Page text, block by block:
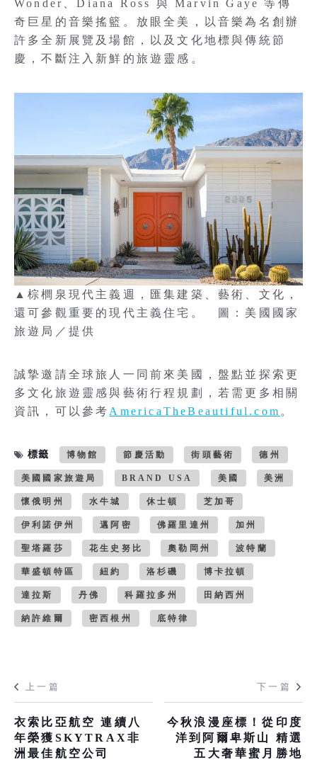
Wonder、Diana Ross 與 Marvin Gaye 等傳
奇巨星的音樂搖籃。放眼全美，以音樂為名創辦
許多全新展覽及場館，以及文化地標與傳統節
慶，不斷注入新鮮的旅遊靈感。
▲棕櫚泉現代主義週，匯集建築、藝術、文化，
還可參觀重要的現代主義住宅。 圖：美國國家
旅遊局／提供
誠摯邀請全球旅人一同前來美國，盤點並探索更
多文化旅遊靈感與藝術行程規劃，若需更多相關
資訊，可以參考 AmericaTheBeautiful.com 。
標籤 博物館 節慶活動 街頭藝術 德州
美國國家旅遊局 BRAND USA 美國 美洲
懷俄明州 水牛城 休士頓 芝加哥
伊利諾伊州 邁阿密 佛羅里達州 加州
聖塔羅莎 花生史努比 奧勒岡州 波特蘭
華盛頓特區 紐約 洛杉磯 博卡拉頓
達拉斯 丹佛 科羅拉多州 田納西州
納許維爾 密西根州 底特律
上一篇
衣索比亞航空 連續八
年榮獲SKYTRAX非
洲最佳航空公司
下一篇
今秋浪漫座標！從印度
洋到阿爾卑斯山 精選
五大奢華蜜月勝地